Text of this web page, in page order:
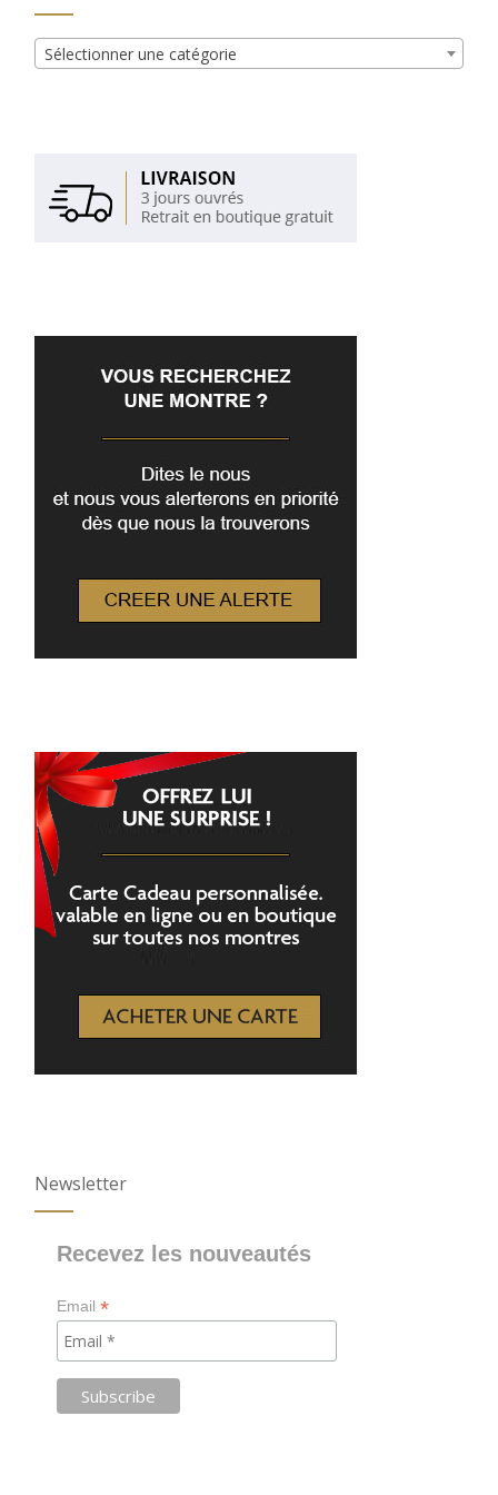
Sélectionner une catégorie
Newsletter
Recevez les nouveautés
Email*